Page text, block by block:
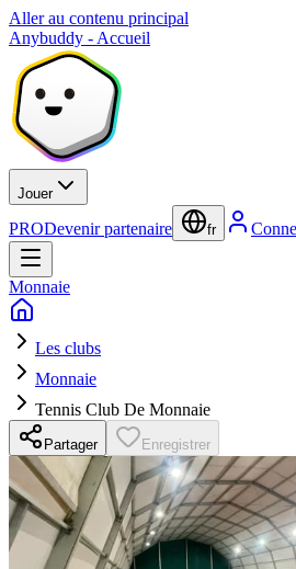
Aller au contenu principal
Anybuddy - Accueil
Jouer
PRODevenir partenaire fr
Monnaie
Les clubs
Monnaie
Tennis Club De Monnaie
Partager Enregistrer